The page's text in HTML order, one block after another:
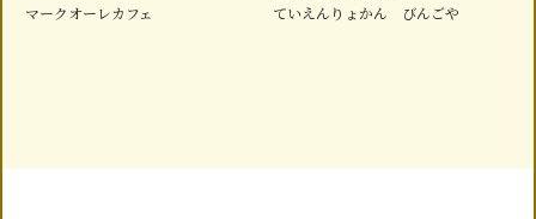
マークオーレカフェ ていえんりょかん びんごや